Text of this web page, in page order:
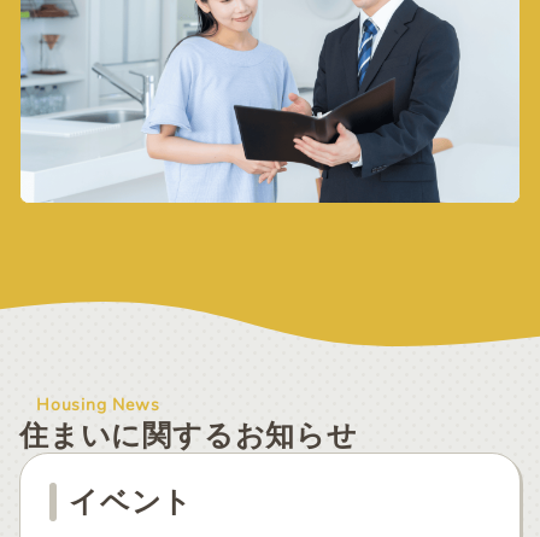
Housing News
住まいに関するお知らせ
イベント